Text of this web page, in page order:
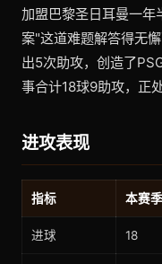
加盟巴黎圣日耳曼一年
案"这道难题解答得无
出5次助攻，创造了
事合计18球9助攻，正
进攻表现
指标 本赛
进球 18